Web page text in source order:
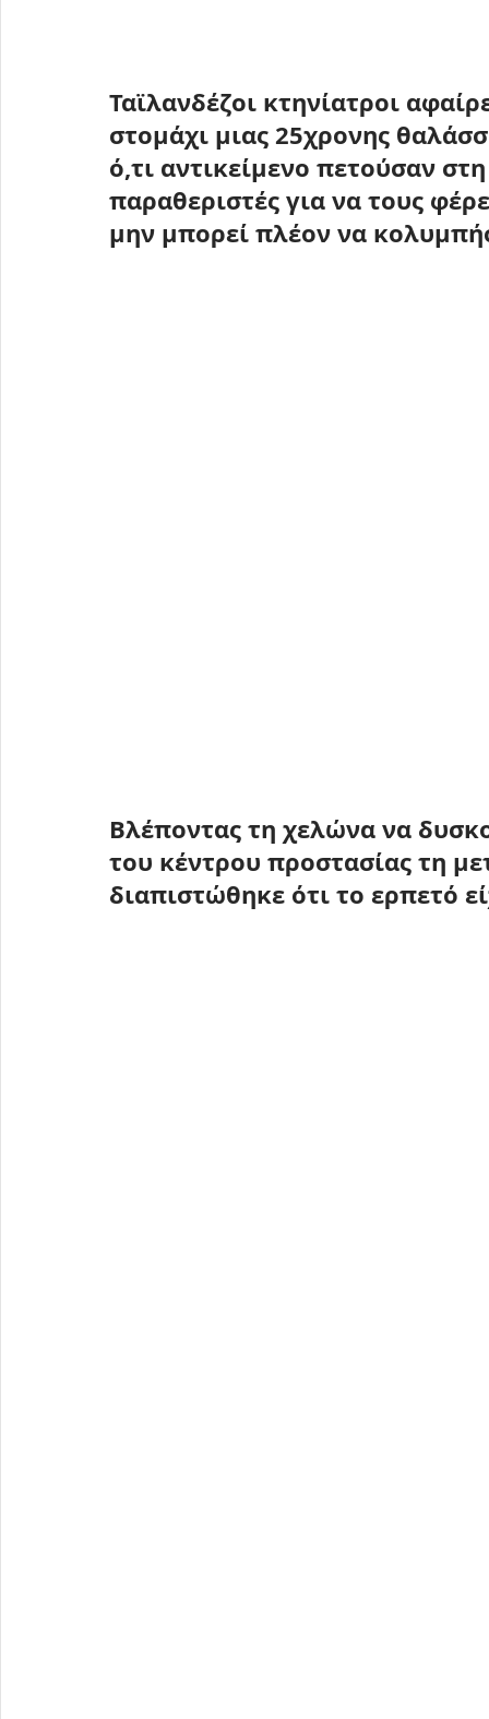
Ταϊλανδέζοι κτηνίατροι
στομάχι μιας 25χρονης
ό,τι αντικείμενο πετούσαν
παραθεριστές για να τους
μην μπορεί πλέον να
Βλέποντας τη χελώνα να
του κέντρου προστασίας τη
διαπιστώθηκε ότι το ερπετό